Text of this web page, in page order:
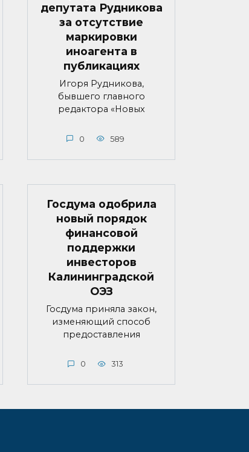
депутата Рудникова
за отсутствие
маркировки
иноагента в
публикациях
Игоря Рудникова,
бывшего главного
редактора «Новых
0 589
Госдума одобрила
новый порядок
финансовой
поддержки
инвесторов
Калининградской
ОЭЗ
Госдума приняла закон,
изменяющий способ
предоставления
0 313